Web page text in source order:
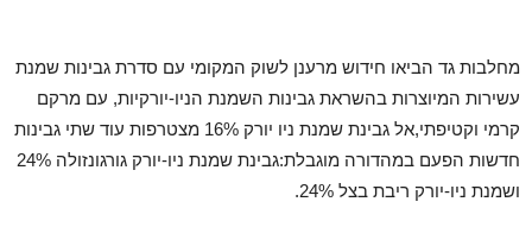
מחלבות גד הביאו חידוש מרענן לשוק המקומי עם סדרת גבינות שמנת
עשירות המיוצרות בהשראת גבינות השמנת הניו-יורקיות, עם מרקם
קרמי וקטיפתי,אל גבינת שמנת ניו יורק 16% מצטרפות עוד שתי גבינות
חדשות הפעם במהדורה מוגבלת:גבינת שמנת ניו-יורק גורגונזולה 24%
ושמנת ניו-יורק ריבת בצל 24%.